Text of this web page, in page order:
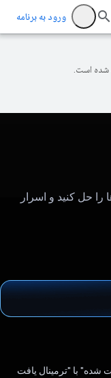
ورود به برنامه
شده است.
را حل کنید و اسرار
شده" با "ترمینال یافت